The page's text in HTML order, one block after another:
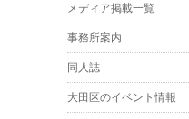
メディア掲載一覧
事務所案内
同人誌
大田区のイベント情報